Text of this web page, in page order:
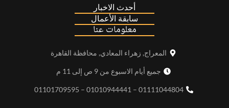
أحدث الاخبار
سابقة الأعمال
معلومات عنا
المعراج, زهراء المعادي, محافظة القاهرة
جميع أيام الاسبوع من 9 ص إلى 11 م
01111044804 – 01010944441 – 01101709595